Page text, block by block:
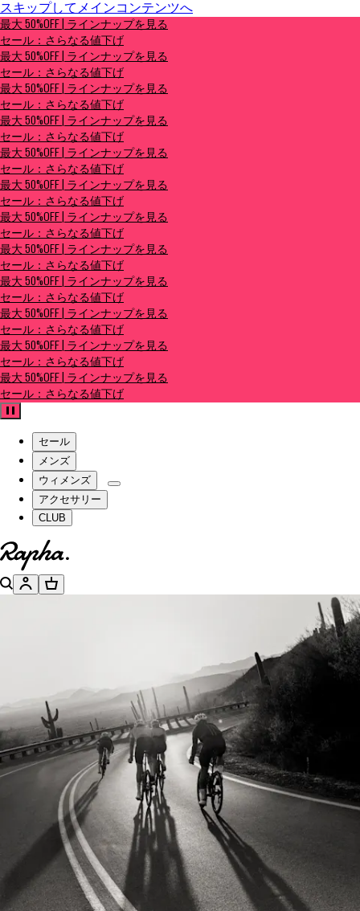
スキップしてメインコンテンツへ
最大 50%OFF | ラインナップを見る
セール：さらなる値下げ
最大 50%OFF | ラインナップを見る
セール：さらなる値下げ
最大 50%OFF | ラインナップを見る
セール：さらなる値下げ
最大 50%OFF | ラインナップを見る
セール：さらなる値下げ
最大 50%OFF | ラインナップを見る
セール：さらなる値下げ
最大 50%OFF | ラインナップを見る
セール：さらなる値下げ
最大 50%OFF | ラインナップを見る
セール：さらなる値下げ
最大 50%OFF | ラインナップを見る
セール：さらなる値下げ
最大 50%OFF | ラインナップを見る
セール：さらなる値下げ
最大 50%OFF | ラインナップを見る
セール：さらなる値下げ
最大 50%OFF | ラインナップを見る
セール：さらなる値下げ
最大 50%OFF | ラインナップを見る
セール：さらなる値下げ
最大 50%OFF | ラインナップを見る
セール：さらなる値下げ
セール
メンズ
ウィメンズ
アクセサリー
CLUB
ホームページへ
検索アカウントバスケット